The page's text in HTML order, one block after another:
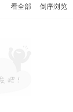
看全部 倒序浏览